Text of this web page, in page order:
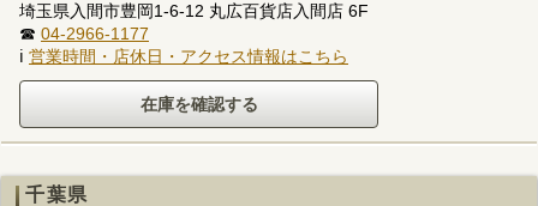
埼玉県入間市豊岡1-6-12 丸広百貨店入間店 6F
☎ 04-2966-1177
ℹ 営業時間・店休日・アクセス情報はこちら
千葉県